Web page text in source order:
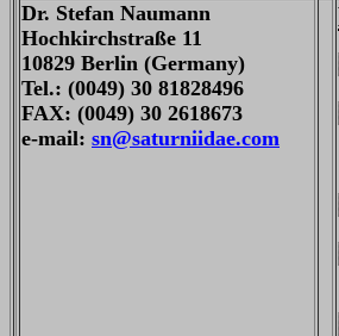
Dr. Stefan Naumann
Hochkirchstraße 11
10829 Berlin (Germany)
Tel.: (0049) 30 81828496
FAX: (0049) 30 2618673
e-mail: sn@saturniidae.com